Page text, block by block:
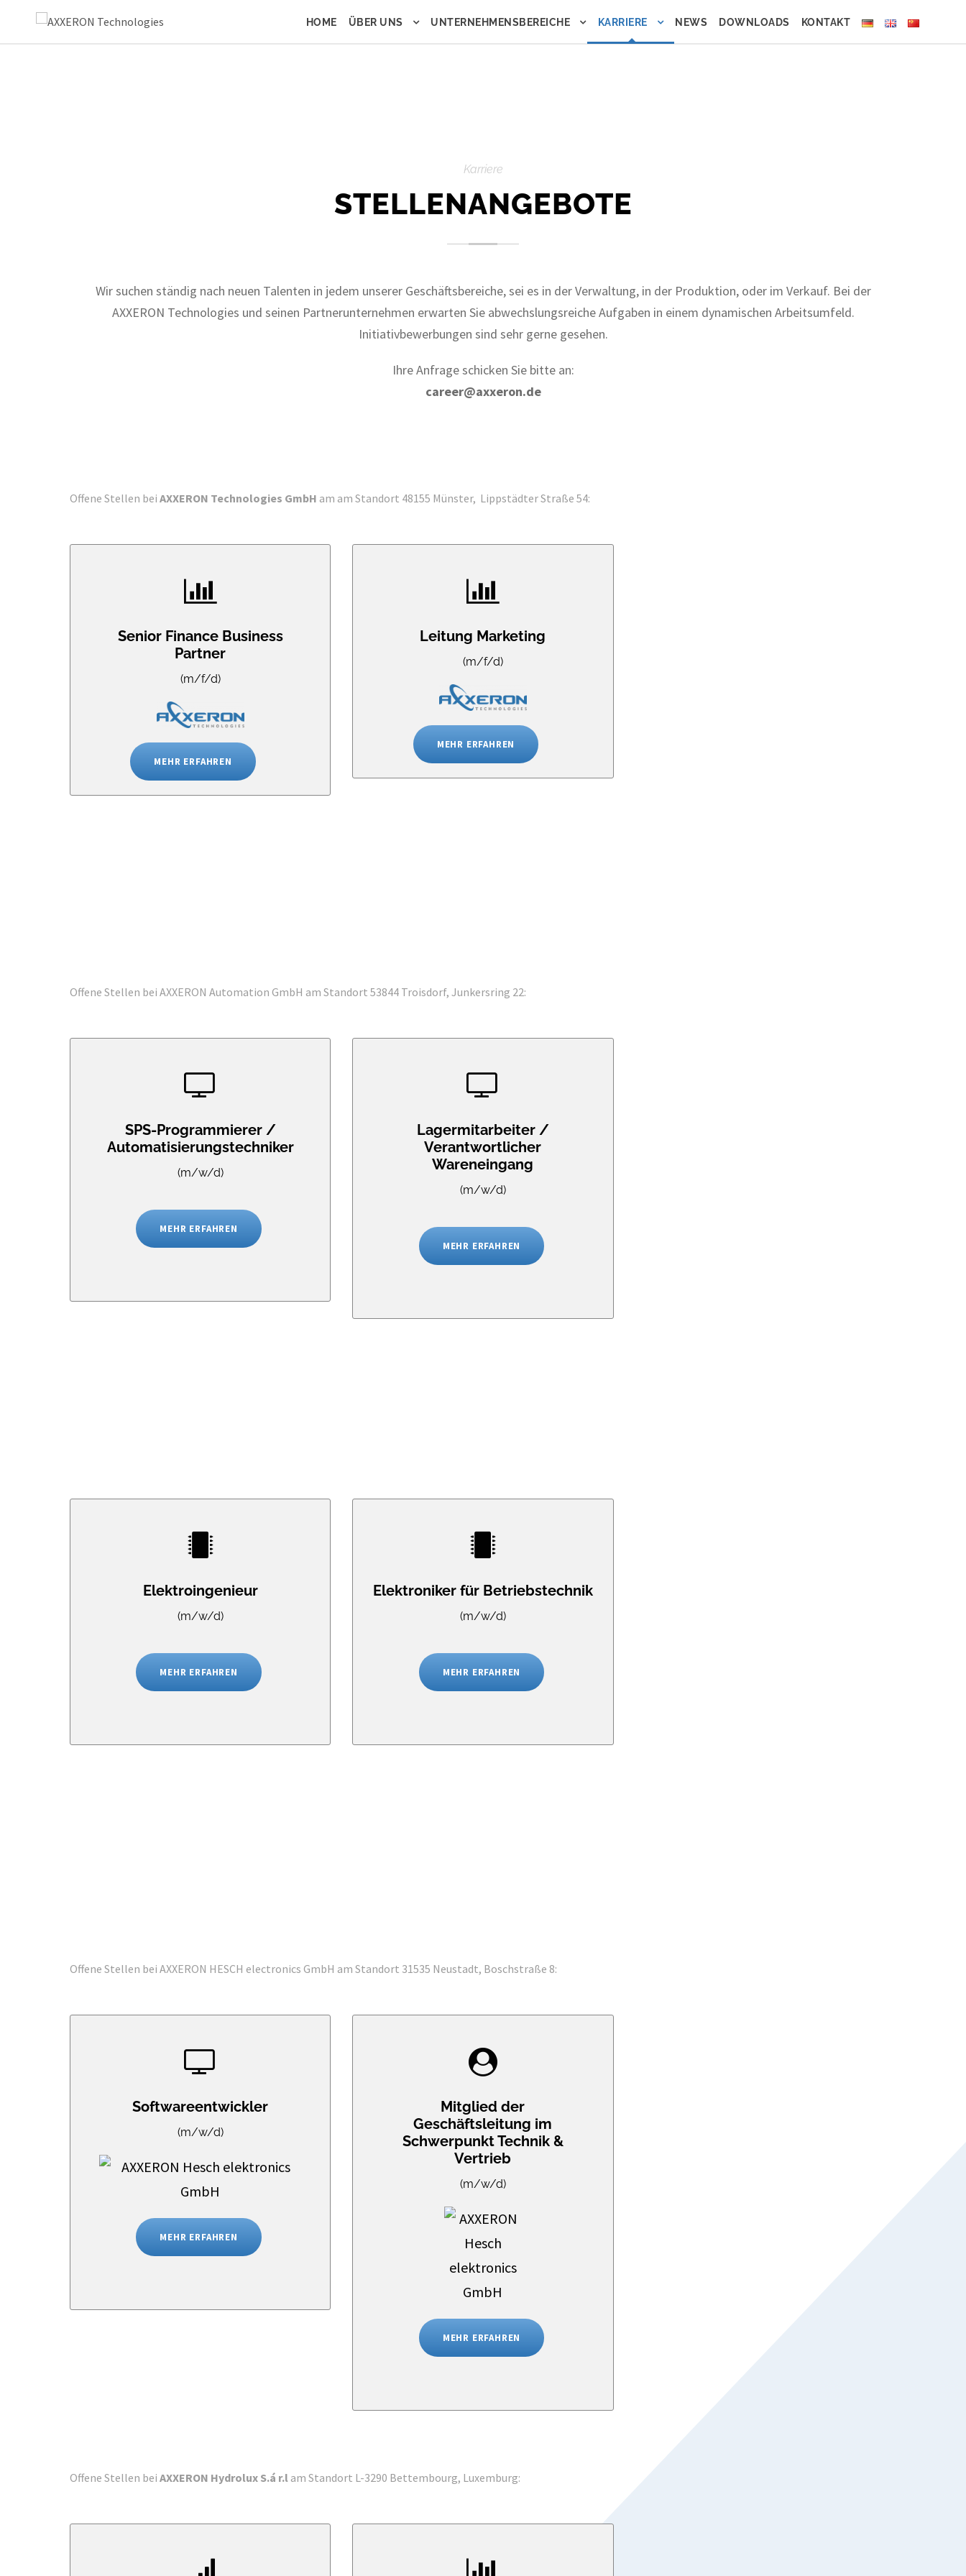
HOME ÜBER UNS UNTERNEHMENSBEREICHE KARRIERE NEWS DOWNLOADS KONTAKT
Karriere
STELLENANGEBOTE
Wir suchen ständig nach neuen Talenten in jedem unserer Geschäftsbereiche, sei es in der Verwaltung, in der Produktion, oder im Verkauf. Bei der
AXXERON Technologies und seinen Partnerunternehmen erwarten Sie abwechslungsreiche Aufgaben in einem dynamischen Arbeitsumfeld.
Initiativbewerbungen sind sehr gerne gesehen.
Ihre Anfrage schicken Sie bitte an:
career@axxeron.de
Offene Stellen bei AXXERON Technologies GmbH am am Standort 48155 Münster, Lippstädter Straße 54:
Senior Finance Business
Partner
(m/f/d)
MEHR ERFAHREN
Leitung Marketing
(m/f/d)
MEHR ERFAHREN
Offene Stellen bei AXXERON Automation GmbH am Standort 53844 Troisdorf, Junkersring 22:
SPS-Programmierer /
Automatisierungstechniker
(m/w/d)
MEHR ERFAHREN
Lagermitarbeiter /
Verantwortlicher
Wareneingang
(m/w/d)
MEHR ERFAHREN
Elektroingenieur
(m/w/d)
MEHR ERFAHREN
Elektroniker für Betriebstechnik
(m/w/d)
MEHR ERFAHREN
Offene Stellen bei AXXERON HESCH electronics GmbH am Standort 31535 Neustadt, Boschstraße 8:
Softwareentwickler
(m/w/d)
MEHR ERFAHREN
Mitglied der
Geschäftsleitung im
Schwerpunkt Technik &
Vertrieb
(m/w/d)
MEHR ERFAHREN
Offene Stellen bei AXXERON Hydrolux S.á r.l am Standort L-3290 Bettembourg, Luxemburg: